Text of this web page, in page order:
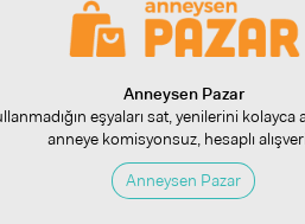
Anneysen Pazar
eşyaları sat, yenilerini kolayca
anneye komisyonsuz, hesaplı
Anneysen Pazar